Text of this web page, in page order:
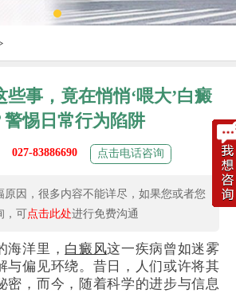
事，竟在悄悄‘喂大’白癜
警惕日常行为陷阱
027-83886690 点击电话咨询
原因，很多内容不能详尽，如果您或者您
，可点击此处进行免费沟通
洋里， 白癜风这一疾病曾如迷雾
与偏见环绕。昔日，人们或许将其
密，而今，随着科学的进步与信息